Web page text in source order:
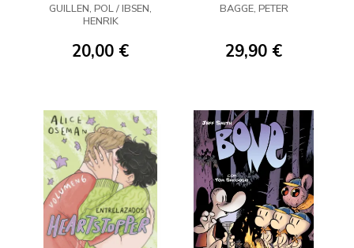
GUILLEN, POL / IBSEN,
HENRIK
20,00 €
BAGGE, PETER
29,90 €